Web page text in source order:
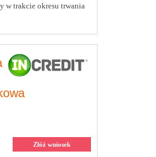
w trakcie okresu trwania
Złóż wniosek